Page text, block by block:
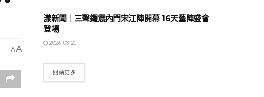
AA
地方時事
漾新聞｜三聲鑼震內門宋江陣開幕 16天藝陣盛會
登場
2026-03-21
閱讀更多